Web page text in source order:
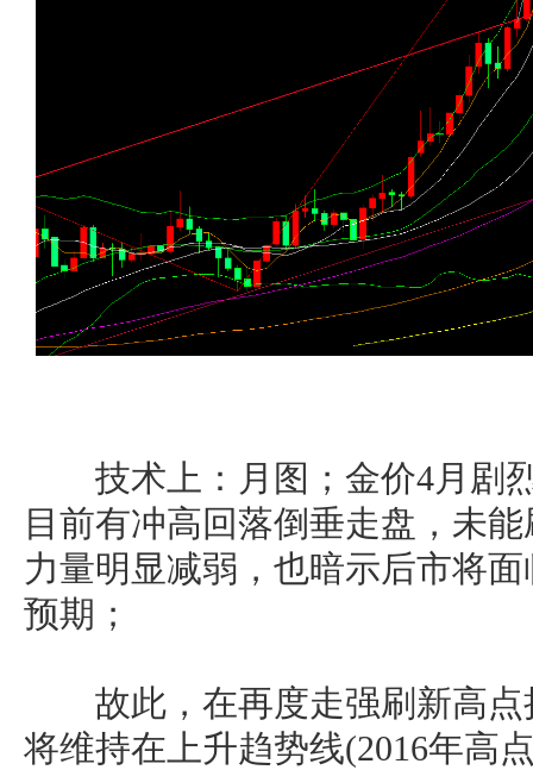
技术上：月图；金价4月剧
目前有冲高回落倒垂走盘，未
力量明显减弱，也暗示后市将
预期；
故此，在再度走强刷新高点
将维持在上升趋势线(2016年高